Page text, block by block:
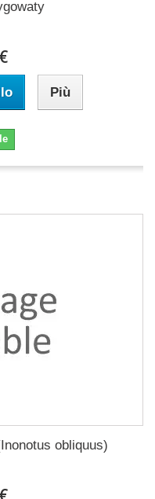
Più
obliquus)